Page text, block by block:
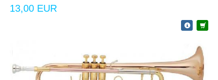
13,00 EUR